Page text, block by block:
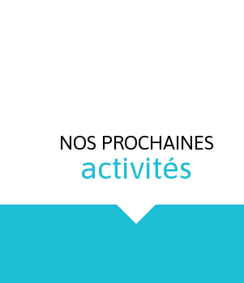
NOS PROCHAINES
activités